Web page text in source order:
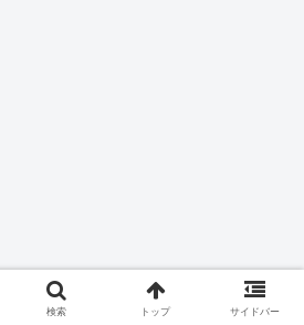
検索 トップ サイドバー